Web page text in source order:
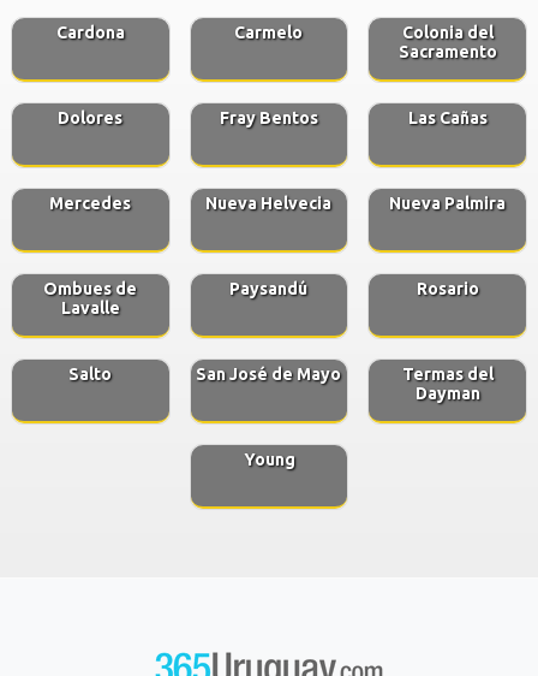
Cardona Carmelo
Colonia del
Sacramento
Dolores Fray Bentos Las Cañas
Mercedes Nueva Helvecia Nueva Palmira
Ombues de
Lavalle
Paysandú Rosario
Salto San José de Mayo
Termas del
Dayman
Young